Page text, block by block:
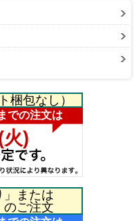
梱包なし）
」または
のご注文